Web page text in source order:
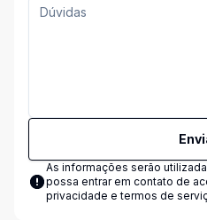
As informações serão
possa entrar em contato de
privacidade e termos de